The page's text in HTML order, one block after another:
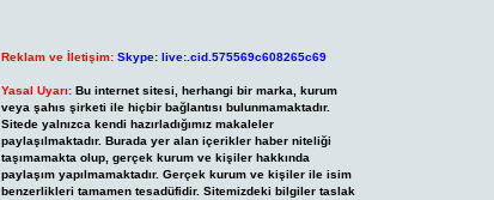
Reklam ve İletişim: Skype: live:.cid.575569c608265c69
Yasal Uyarı: Bu internet sitesi, herhangi bir marka, kurum
veya şahıs şirketi ile hiçbir bağlantısı bulunmamaktadır.
Sitede yalnızca kendi hazırladığımız makaleler
paylaşılmaktadır. Burada yer alan içerikler haber niteliği
taşımamakta olup, gerçek kurum ve kişiler hakkında
paylaşım yapılmamaktadır. Gerçek kurum ve kişiler ile isim
benzerlikleri tamamen tesadüfidir. Sitemizdeki bilgiler taslak